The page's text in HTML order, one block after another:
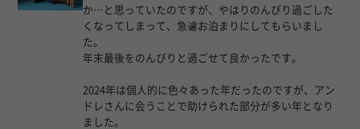
か…と思っていたのですが、やはりのんびり過ごした
くなってしまって、急遽お泊まりにしてもらいまし
た。
年末最後をのんびりと過ごせて良かったです。
2024年は個人的に色々あった年だったのですが、アン
ドレさんに会うことで助けられた部分が多い年となり
ました。